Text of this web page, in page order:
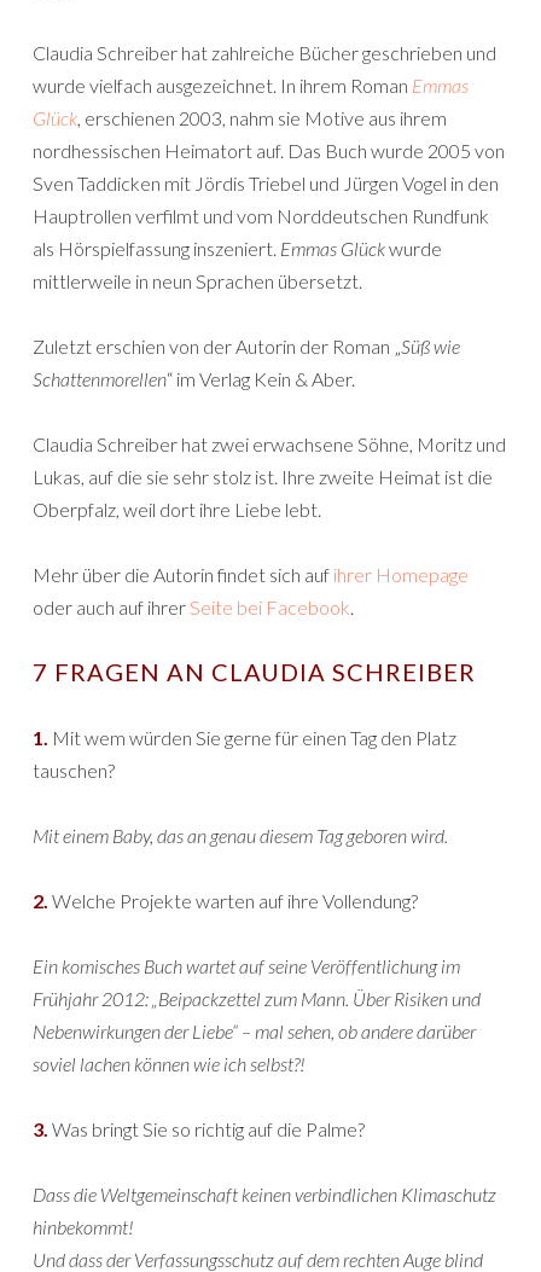
Claudia Schreiber hat zahlreiche Bücher geschrieben und
wurde vielfach ausgezeichnet. In ihrem Roman Emmas
Glück, erschienen 2003, nahm sie Motive aus ihrem
nordhessischen Heimatort auf. Das Buch wurde 2005 von
Sven Taddicken mit Jördis Triebel und Jürgen Vogel in den
Hauptrollen verfilmt und vom Norddeutschen Rundfunk
als Hörspielfassung inszeniert. Emmas Glückwurde
mittlerweile in neun Sprachen übersetzt.
Zuletzt erschien von der Autorin der Roman „Süß wie
Schattenmorellen“ im Verlag Kein & Aber.
Claudia Schreiber hat zwei erwachsene Söhne, Moritz und
Lukas, auf die sie sehr stolz ist. Ihre zweite Heimat ist die
Oberpfalz, weil dort ihre Liebe lebt.
Mehr über die Autorin findet sich auf ihrer Homepage
oder auch auf ihrerSeite bei Facebook.
7 FRAGEN AN CLAUDIA SCHREIBER
1. Mit wem würden Sie gerne für einen Tag den Platz
tauschen?
Mit einem Baby, das an genau diesem Tag geboren wird.
2. Welche Projekte warten auf ihre Vollendung?
Ein komisches Buch wartet auf seine Veröffentlichung im
Frühjahr 2012: „Beipackzettel zum Mann. Über Risiken und
Nebenwirkungen der Liebe“ – mal sehen, ob andere darüber
soviel lachen können wie ich selbst?!
3. Was bringt Sie so richtig auf die Palme?
Dass die Weltgemeinschaft keinen verbindlichen Klimaschutz
hinbekommt!
Und dass der Verfassungsschutz auf dem rechten Auge blind